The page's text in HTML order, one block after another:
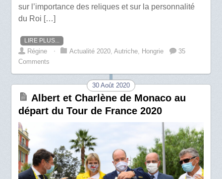
sur l’importance des reliques et sur la personnalité
du Roi […]
LIRE PLUS...
Régine ⋅ Actualité 2020,Autriche, Hongrie
35
Comments
30 Août 2020
Albert et Charlène de Monaco au
départ du Tour de France 2020